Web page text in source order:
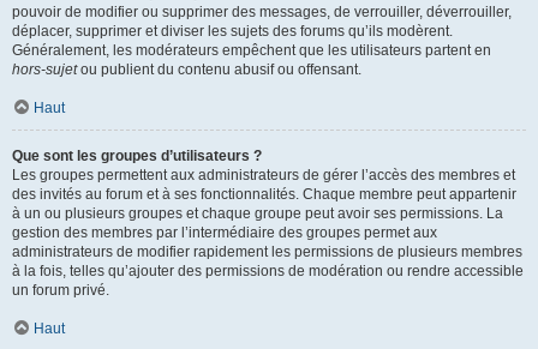
pouvoir de modifier ou supprimer des messages, de verrouiller, déverrouiller,
déplacer, supprimer et diviser les sujets des forums qu’ils modèrent.
Généralement, les modérateurs empêchent que les utilisateurs partent en
hors-sujetou publient du contenu abusif ou offensant.
Haut
Que sont les groupes d’utilisateurs ?
Les groupes permettent aux administrateurs de gérer l’accès des membres et
des invités au forum et à ses fonctionnalités. Chaque membre peut appartenir
à un ou plusieurs groupes et chaque groupe peut avoir ses permissions. La
gestion des membres par l’intermédiaire des groupes permet aux
administrateurs de modifier rapidement les permissions de plusieurs membres
à la fois, telles qu’ajouter des permissions de modération ou rendre accessible
un forum privé.
Haut